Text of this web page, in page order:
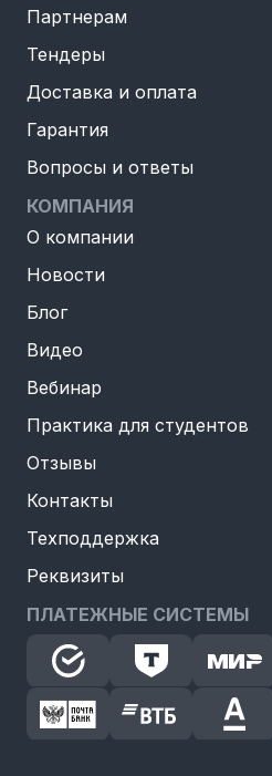
Партнерам
Тендеры
Доставка и оплата
Гарантия
Вопросы и ответы
КОМПАНИЯ
О компании
Новости
Блог
Видео
Вебинар
Практика для студентов
Отзывы
Контакты
Техподдержка
Реквизиты
ПЛАТЕЖНЫЕ СИСТЕМЫ